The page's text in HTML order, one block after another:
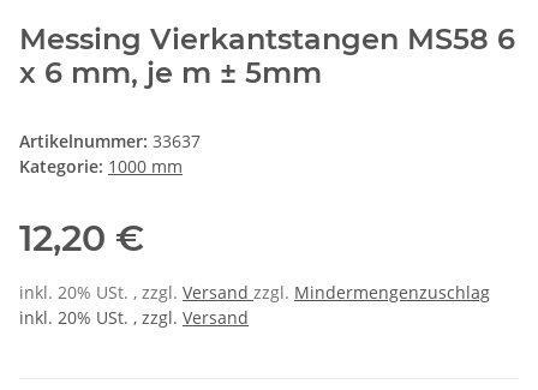
Messing Vierkantstangen MS58 6
x 6 mm, je m ± 5mm
Artikelnummer: 33637
Kategorie: 1000 mm
12,20 €
inkl. 20% USt. , zzgl. Versand zzgl. Mindermengenzuschlag
inkl. 20% USt. , zzgl. Versand